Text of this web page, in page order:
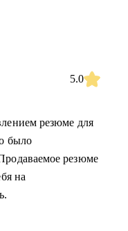
5.0
резюме для
было
резюме
на